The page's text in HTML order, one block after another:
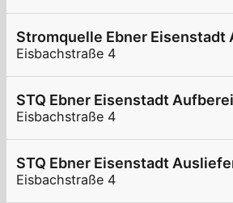
Stromquelle Ebner Eisenstadt
Eisbachstraße 4
STQ Ebner Eisenstadt
Eisbachstraße 4
STQ Ebner Eisenstadt
Eisbachstraße 4